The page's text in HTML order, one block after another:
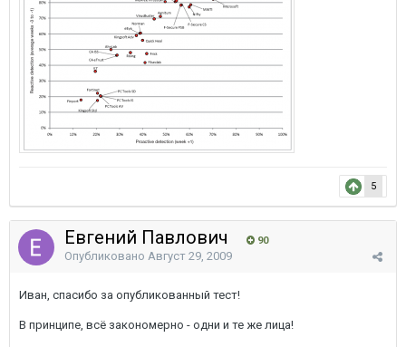
5
Евгений Павлович 90
Опубликовано Август 29, 2009
Иван, спасибо за опубликованный тест!
В принципе, всё закономерно - одни и те же лица!